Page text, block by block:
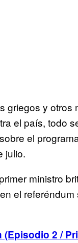
griegos y otros
el país, todo
el
julio.
ministro
el
2 /